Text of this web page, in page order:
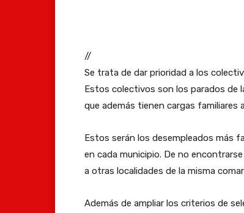
//
Se trata de dar prioridad a los
Estos colectivos son los parados de
que además tienen cargas familiares
Estos serán los desempleados más
en cada municipio. De no
a otras localidades de la misma
Además de ampliar los criterios de